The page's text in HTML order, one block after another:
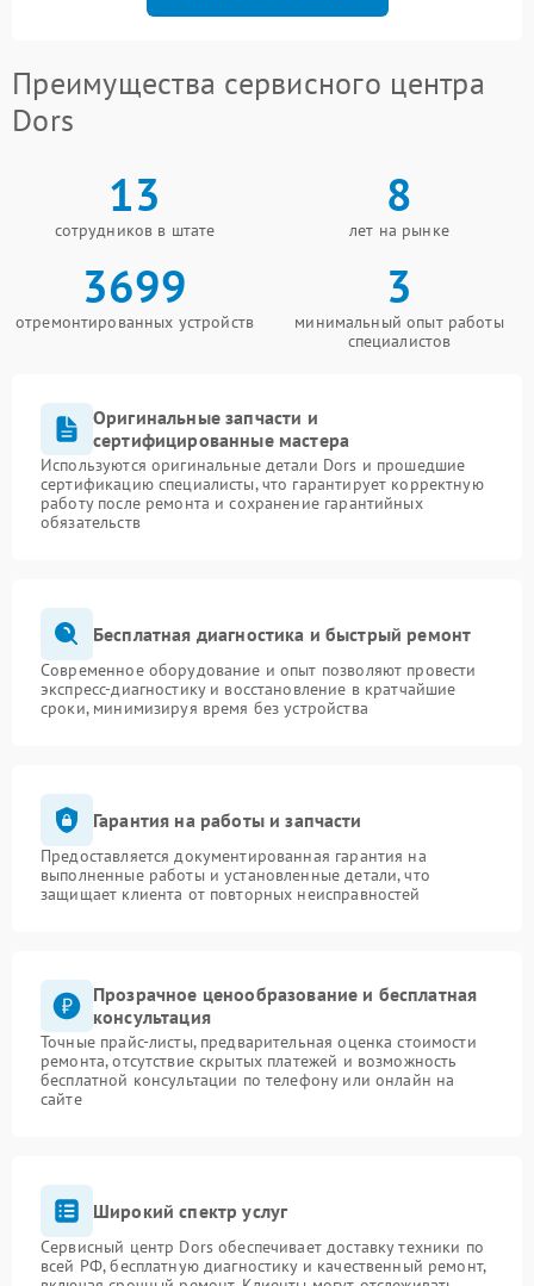
Преимущества сервисного центра
Dors
13
сотрудников в штате
8
лет на рынке
3699
отремонтированных устройств
3
минимальный опыт работы
специалистов
Оригинальные запчасти и
сертифицированные мастера
Используются оригинальные детали Dors и прошедшие
сертификацию специалисты, что гарантирует корректную
работу после ремонта и сохранение гарантийных
обязательств
Бесплатная диагностика и быстрый ремонт
Современное оборудование и опыт позволяют провести
экспресс-диагностику и восстановление в кратчайшие
сроки, минимизируя время без устройства
Гарантия на работы и запчасти
Предоставляется документированная гарантия на
выполненные работы и установленные детали, что
защищает клиента от повторных неисправностей
Прозрачное ценообразование и бесплатная
консультация
Точные прайс-листы, предварительная оценка стоимости
ремонта, отсутствие скрытых платежей и возможность
бесплатной консультации по телефону или онлайн на
сайте
Широкий спектр услуг
Сервисный центр Dors обеспечивает доставку техники по
всей РФ, бесплатную диагностику и качественный ремонт,